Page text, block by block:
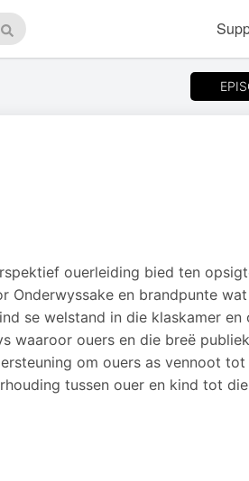
Search
ouerleiding bied ten
Onderwyssake en brandpunte
se welstand in die klaskamer en
waaroor ouers en die breë
om ouers as vennoot tot
tussen ouer en kind tot die